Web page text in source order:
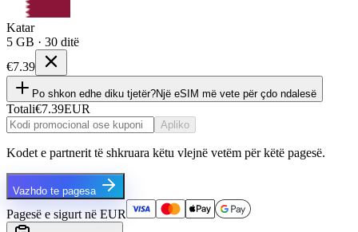
Katar
5 GB · 30 ditë
€7.39
Po shkon edhe diku tjetër?Një eSIM më vete për çdo ndalesë
Totali€7.39EUR
Apliko
Kodet e partnerit të shkruara këtu vlejnë vetëm për këtë pagesë.
Vazhdo te pagesa
Pagesë e sigurt në EUR